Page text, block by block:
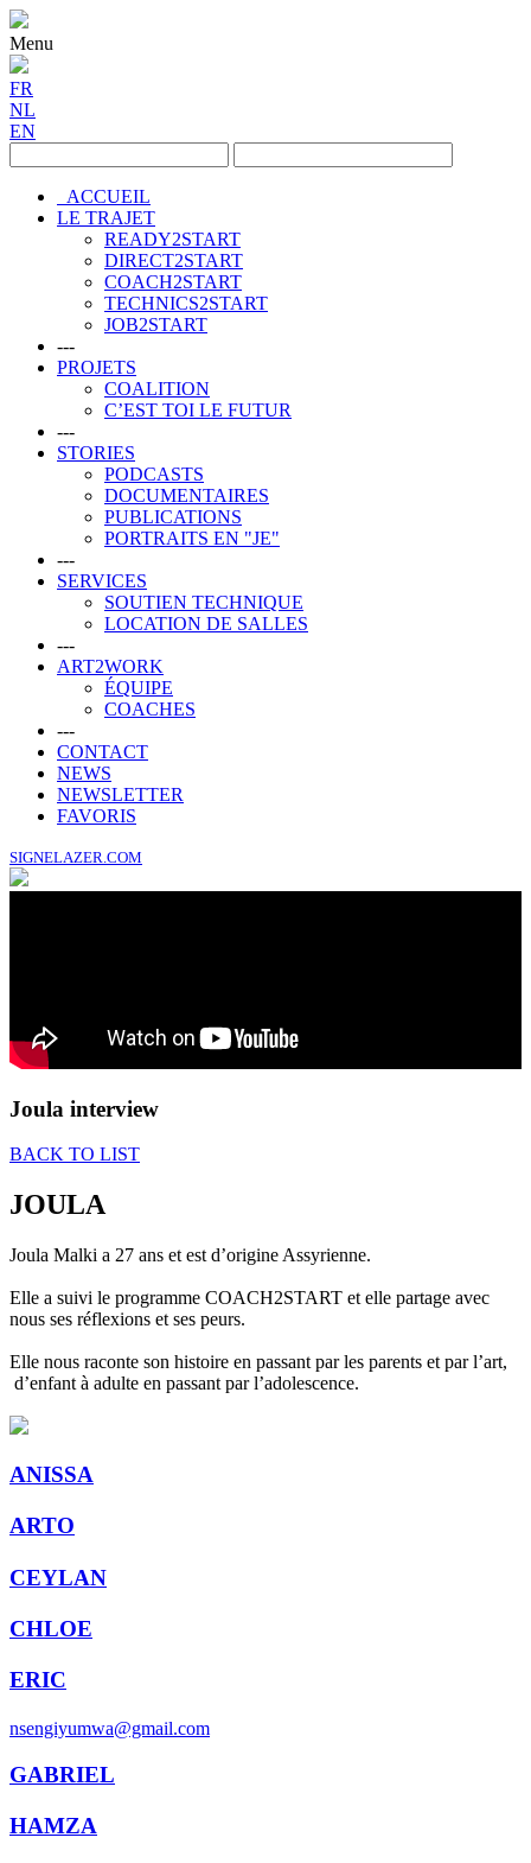
Menu
FR
NL
EN
ACCUEIL
LE TRAJET
READY2START
DIRECT2START
COACH2START
TECHNICS2START
JOB2START
---
PROJETS
COALITION
C’EST TOI LE FUTUR
---
STORIES
PODCASTS
DOCUMENTAIRES
PUBLICATIONS
PORTRAITS EN "JE"
---
SERVICES
SOUTIEN TECHNIQUE
LOCATION DE SALLES
---
ART2WORK
ÉQUIPE
COACHES
---
CONTACT
NEWS
NEWSLETTER
FAVORIS
SIGNELAZER.COM
Joula interview
BACK TO LIST
JOULA
Joula Malki a 27 ans et est d’origine Assyrienne.
Elle a suivi le programme COACH2START et elle partage avec
nous ses réflexions et ses peurs.
Elle nous raconte son histoire en passant par les parents et par l’art,
d’enfant à adulte en passant par l’adolescence.
ANISSA
ARTO
CEYLAN
CHLOE
ERIC
nsengiyumwa@gmail.com
GABRIEL
HAMZA